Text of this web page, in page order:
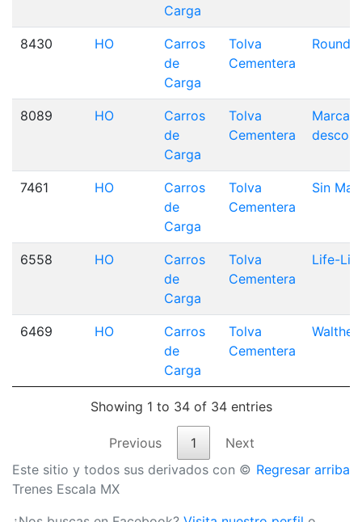
Carga
8430 HO
Carros
de
Carga
Tolva
Cementera
8089 HO
Carros
de
Carga
Tolva
Cementera
Marca
7461 HO
Carros
de
Carga
Tolva
Cementera
Sin
6558 HO
Carros
de
Carga
Tolva
Cementera
Life-
6469 HO
Carros
de
Carga
Tolva
Cementera
Showing 1 to 34 of 34 entries
Previous 1
Next
Regresar arriba
Este sitio y todos sus derivados con ©
Trenes Escala MX